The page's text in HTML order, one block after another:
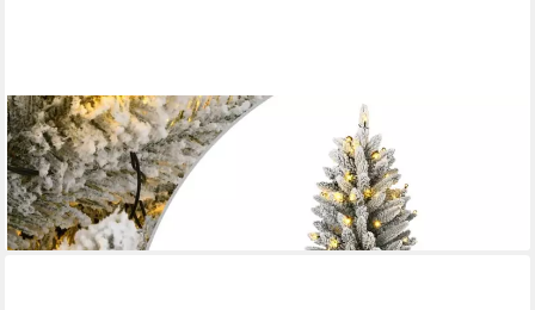
VIDAXL
Weihnachtsfigur Künstlicher Weihnachtsbaum mit Schnee 150
LEDs 120 cm (1 St)
ab 62,99 €
lieferbar - in 5-6 Werktagen bei dir